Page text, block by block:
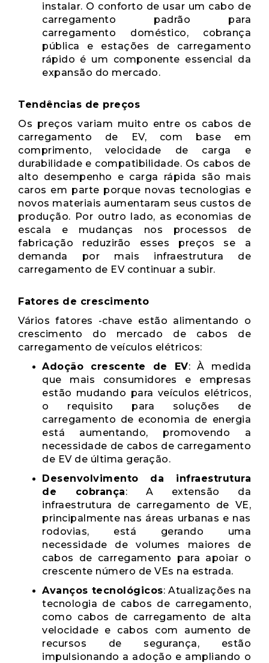
instalar. O conforto de usar um cabo de
carregamento padrão para
carregamento doméstico, cobrança
pública e estações de carregamento
rápido é um componente essencial da
expansão do mercado.
Tendências de preços
Os preços variam muito entre os cabos de
carregamento de EV, com base em
comprimento, velocidade de carga e
durabilidade e compatibilidade. Os cabos de
alto desempenho e carga rápida são mais
caros em parte porque novas tecnologias e
novos materiais aumentaram seus custos de
produção. Por outro lado, as economias de
escala e mudanças nos processos de
fabricação reduzirão esses preços se a
demanda por mais infraestrutura de
carregamento de EV continuar a subir.
Fatores de crescimento
Vários fatores -chave estão alimentando o
crescimento do mercado de cabos de
carregamento de veículos elétricos:
Adoção crescente de EV: À medida
que mais consumidores e empresas
estão mudando para veículos elétricos,
o requisito para soluções de
carregamento de economia de energia
está aumentando, promovendo a
necessidade de cabos de carregamento
de EV de última geração.
Desenvolvimento da infraestrutura
de cobrança: A extensão da
infraestrutura de carregamento de VE,
principalmente nas áreas urbanas e nas
rodovias, está gerando uma
necessidade de volumes maiores de
cabos de carregamento para apoiar o
crescente número de VEs na estrada.
Avanços tecnológicos: Atualizações na
tecnologia de cabos de carregamento,
como cabos de carregamento de alta
velocidade e cabos com aumento de
recursos de segurança, estão
impulsionando a adoção e ampliando o